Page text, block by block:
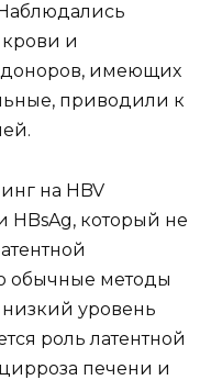
и
доноров, имеющих
приводили к
на HBV
HBsAg, который не
обычные методы
уровень
роль латентной
печени и